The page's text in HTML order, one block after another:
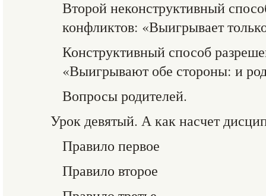
Второй неконструктивный
конфликтов: «Выигрывает
Конструктивный способ
«Выигрывают обе стороны: и
Вопросы родителей.
Урок девятый. А как насчет
Правило первое
Правило второе